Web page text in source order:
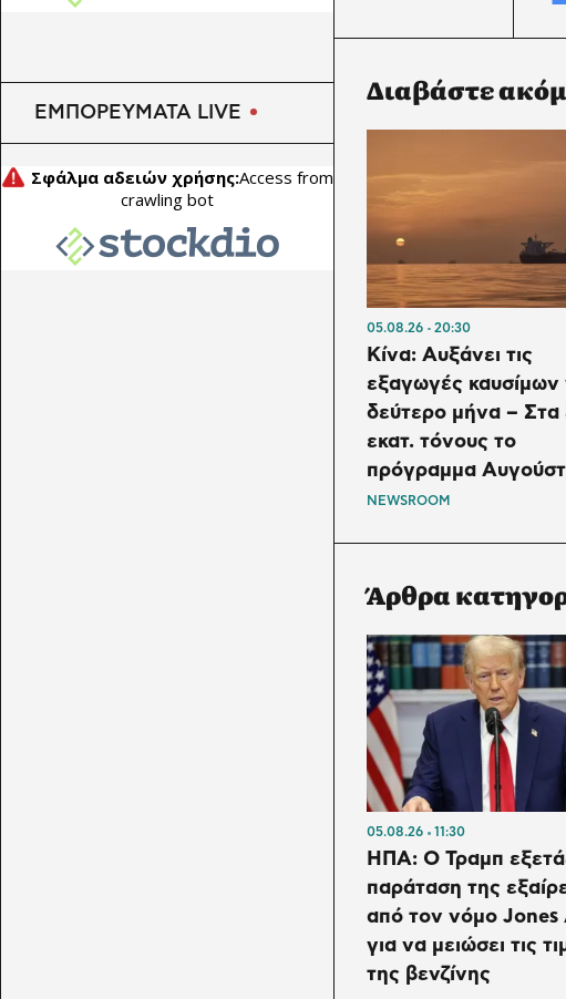
Διαβάστε
05.08.26 20:30
Κίνα: Αυξάνει τις
εξαγωγές καυσίμων
δεύτερο μήνα – Στα
εκατ. τόνους το
πρόγραμμα
NEWSROOM
Άρθρα
05.08.26 11:30
ΗΠΑ: Ο Τραμπ
παράταση της
από τον νόμο Jones
για να μειώσει τις
της βενζίνης
ΕΜΠΟΡΕΥΜΑΤΑ LIVE